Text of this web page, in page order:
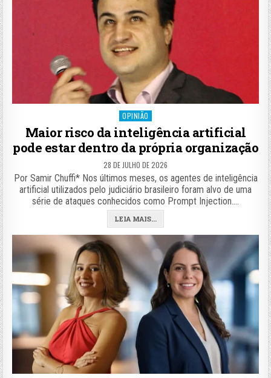
Posted
OPINIÃO
Maior risco da inteligência artificial
pode estar dentro da própria organização
28 DE JULHO DE 2026
Por Samir Chuffi* Nos últimos meses, os agentes de inteligência
artificial utilizados pelo judiciário brasileiro foram alvo de uma
série de ataques conhecidos como Prompt Injection….
LEIA MAIS...